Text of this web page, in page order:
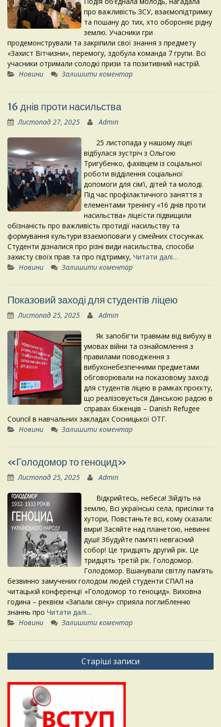
про важливість ЗСУ, взаємопідтримку
та пошану до тих, хто обороняє рідну
землю. Учасники гри
продемонстрували та закріпили свої знання з предмету
«Захист Вітчизни», перемогу, здобула команда 7 групи. Всі
учасники отримали солодкі призи та позитивний настрій.
Новини
Залишити коментар
16 днів проти насильства
Листопад 27, 2025 Admin
25 листопада у нашому ліцеї
відбулася зустріч з Ольгою
Тригубенко, фахівцем із соціальної
роботи відділення соціальної
допомоги для сім’ї, дітей та молоді.
Під час профілактичного заняття з
елементами тренінгу «16 днів проти
насильства» ліцеїсти підвищили
обізнаність про важливість протидії насильству та
формування культури взаємоповаги у сімейних стосунках.
Студенти дізналися про різні види насильства, способи
захисту своїх прав та про підтримку, Читати далі…
Новини
Залишити коментар
Показовий заході для студентів ліцею
Листопад 25, 2025 Admin
Як запобігти травмам від вибуху в
умовах війни та ознайомлення з
правилами поводження з
вибухонебезпечними предметами
обговорювали на показовому заході
для студентів ліцею в рамках проєкту,
що реалізовується Данською радою в
справах біженців – Danish Refugee
Council в навчальних закладах Сосницької ОТГ.
Новини
Залишити коментар
«Голодомор то геноцид»
Листопад 25, 2025 Admin
Відкрийтесь, небеса! Зійдіть на
землю, Всі українські села, присілки та
хутори, Повстаньте всі, кому сказали:
вмри! Засяйте над планетою, невинні
душі! Збудуйте пам’яті невгасний
собор! Це тридцять другий рік. Це
тридцять третій рік. Голодомор.
Голодомор. Вшанували світлу пам’ять
безвинно замучених голодом людей студенти СПАЛ на
читацькій конференції «Голодомор то геноцид». Виховна
година – реквієм «Запали свічу» сприяла поглибленню
знаннь про Читати далі…
Новини
Залишити коментар
Навігація
записів
Старіші записи